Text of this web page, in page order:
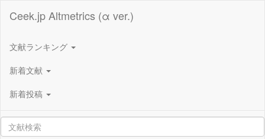
Ceek.jp Altmetrics (α ver.)
文献ランキング
新着文献
新着投稿